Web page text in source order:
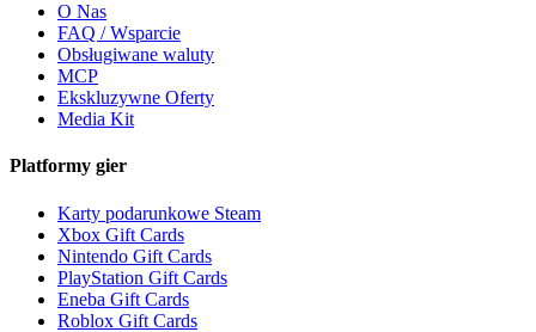
O Nas
FAQ / Wsparcie
Obsługiwane waluty
MCP
Ekskluzywne Oferty
Media Kit
Platformy gier
Karty podarunkowe Steam
Xbox Gift Cards
Nintendo Gift Cards
PlayStation Gift Cards
Eneba Gift Cards
Roblox Gift Cards